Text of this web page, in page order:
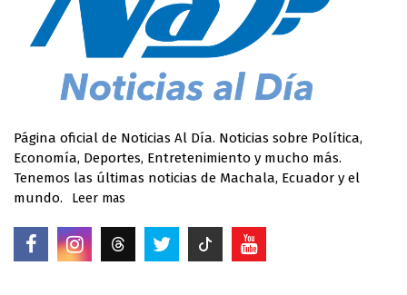
Página oficial de Noticias Al Día. Noticias sobre Política,
Economía, Deportes, Entretenimiento y mucho más.
Tenemos las últimas noticias de Machala, Ecuador y el
mundo.
Leer mas